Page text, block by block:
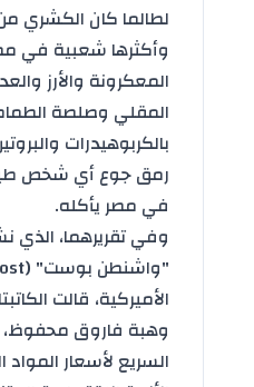
لطالما كان الكشري
وأكثرها شعبية في
المعكرونة والأرز
المقلي وصلصة
بالكربوهيدرات
رمق جوع أي شخص
في مصر يأكله.
وفي تقريرهما، الذي
الأميركية، قالت
وهبة فاروق محفوظ،
السريع لأسعار المواد